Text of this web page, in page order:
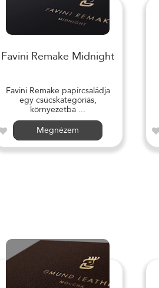
Favini Remake Midnight
Favini Remake papírcsaládja
egy csúcskategóriás,
környezetba ...
Megnézem